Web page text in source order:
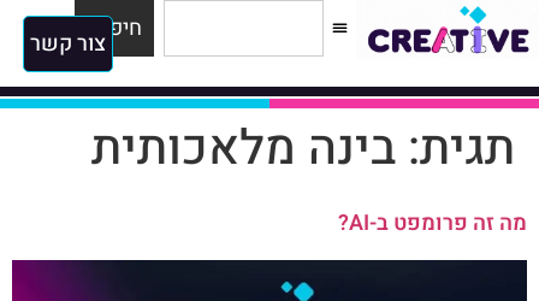
חיפושצור קשר
תגית: בינה מלאכותית
מה זה פרומפט ב-AI?
להדרכות